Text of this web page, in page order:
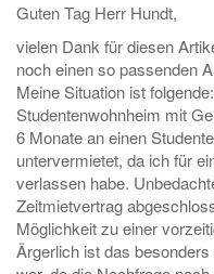
Guten Tag Herr Hundt,
vielen Dank für diesen
noch einen so passenden
Meine Situation ist
Studentenwohnheim mit
6 Monate an einen
untervermietet, da ich für
verlassen habe.
Zeitmietvertrag
Möglichkeit zu einer
Ärgerlich ist das